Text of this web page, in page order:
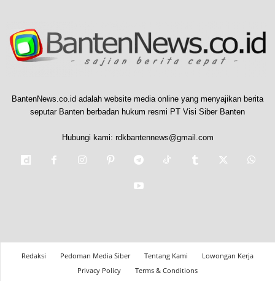
BantenNews.co.id adalah website media online yang menyajikan berita
seputar Banten berbadan hukum resmi PT Visi Siber Banten
Hubungi kami: rdkbantennews@gmail.com
Redaksi Pedoman Media Siber Tentang Kami
Lowongan Kerja
Privacy Policy
Terms & Conditions